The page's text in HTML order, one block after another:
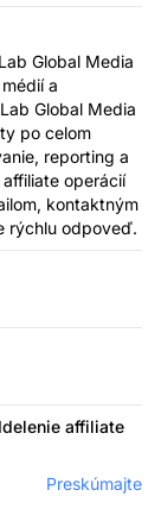
Global Media
a
Global Media
po celom
reporting a
operácií
kontaktným
rýchlu odpoveď.
affiliate
Preskúmajte